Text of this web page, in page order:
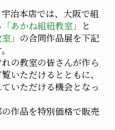
治本店では、大阪で組
「あかね組紐教室」
と
」 の合同作品展を下記
の教室の皆さんが作ら
いただけるとともに、
いただける機会となっ
作品を特別価格で販売